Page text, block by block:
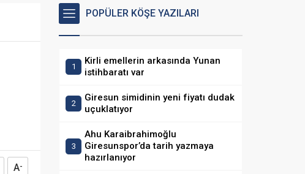
A-
POPÜLER KÖŞE YAZILARI
Kirli emellerin arkasında Yunan
istihbaratı var
Giresun simidinin yeni fiyatı dudak
uçuklatıyor
Ahu Karaibrahimoğlu
Giresunspor’da tarih yazmaya
hazırlanıyor